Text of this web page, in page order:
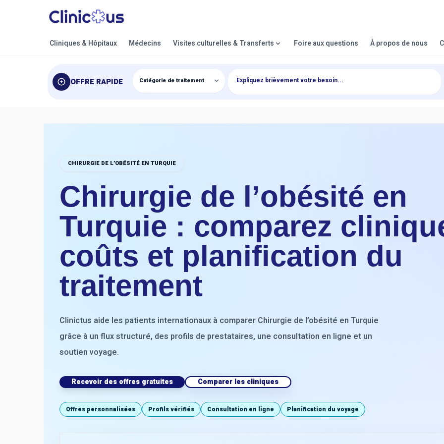
Cliniques & Hôpitaux Médecins Visites culturelles & Transferts Foire aux questions À propos de nous
OFFRE RAPIDE
CHIRURGIE DE L’OBÉSITÉ EN TURQUIE
Chirurgie de l’obésité en
Turquie : comparez
coûts et planification du
traitement
Clinictus aide les patients internationaux à comparer Chirurgie de l’obésité en Turquie
grâce à un flux structuré, des profils de prestataires, une consultation en ligne et un
soutien voyage.
Recevoir des offres gratuites Comparer les cliniques
Offres personnalisées Profils vérifiés Consultation en ligne Planification du voyage